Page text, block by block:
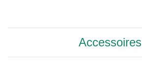
Accessoires